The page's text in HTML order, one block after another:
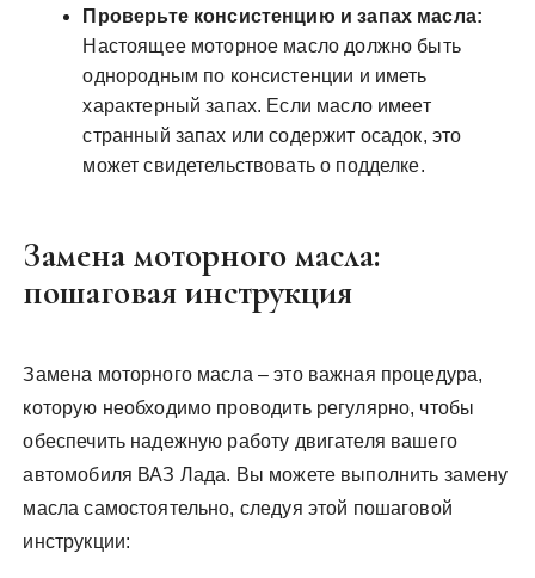
Проверьте консистенцию и запах масла:
Настоящее моторное масло должно быть
однородным по консистенции и иметь
характерный запах. Если масло имеет
странный запах или содержит осадок, это
может свидетельствовать о подделке.
Замена моторного масла:
пошаговая инструкция
Замена моторного масла – это важная процедура,
которую необходимо проводить регулярно, чтобы
обеспечить надежную работу двигателя вашего
автомобиля ВАЗ Лада. Вы можете выполнить замену
масла самостоятельно, следуя этой пошаговой
инструкции: